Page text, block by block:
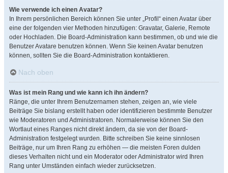
Wie verwende ich einen Avatar?
In Ihrem persönlichen Bereich können Sie unter „Profil“ einen Avatar über
eine der folgenden vier Methoden hinzufügen: Gravatar, Galerie, Remote
oder Hochladen. Die Board-Administration kann bestimmen, ob und wie die
Benutzer Avatare benutzen können. Wenn Sie keinen Avatar benutzen
können, sollten Sie die Board-Administration kontaktieren.
Nach oben
Was ist mein Rang und wie kann ich ihn ändern?
Ränge, die unter Ihrem Benutzernamen stehen, zeigen an, wie viele
Beiträge Sie bislang erstellt haben oder identifizieren bestimmte Benutzer
wie Moderatoren und Administratoren. Normalerweise können Sie den
Wortlaut eines Ranges nicht direkt ändern, da sie von der Board-
Administration festgelegt wurden. Bitte schreiben Sie keine sinnlosen
Beiträge, nur um Ihren Rang zu erhöhen — die meisten Foren dulden
dieses Verhalten nicht und ein Moderator oder Administrator wird Ihren
Rang unter Umständen einfach wieder zurücksetzen.